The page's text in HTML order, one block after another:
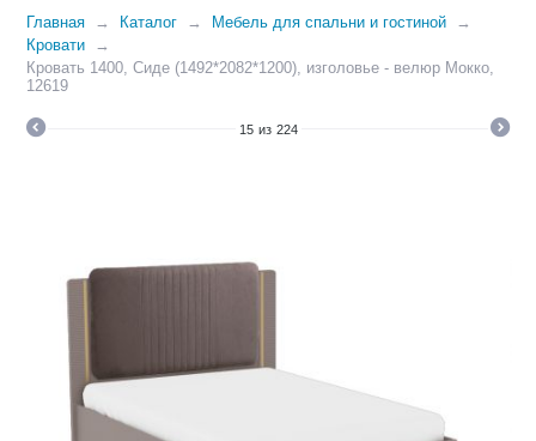
Главная Каталог
Мебель для спальни и гостиной
Кровати
Кровать 1400, Сиде (1492*2082*1200), изголовье - велюр Мокко,
12619
15 из 224